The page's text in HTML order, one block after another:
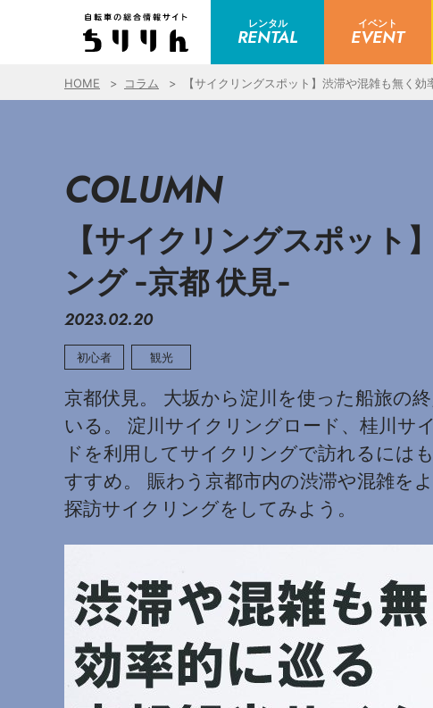
レンタル
RENTAL
イベント
EVENT
HOME コラム 【サイクリングスポット】渋滞や混雑も無く
COLUMN
【サイクリングスポット
ング -京都 伏見-
2023.02.20
初心者 観光
京都伏見。 大坂から淀川を使った船旅の
いる。 淀川サイクリングロード、桂川サ
ドを利用してサイクリングで訪れるには
すすめ。 賑わう京都市内の渋滞や混雑を
探訪サイクリングをしてみよう。